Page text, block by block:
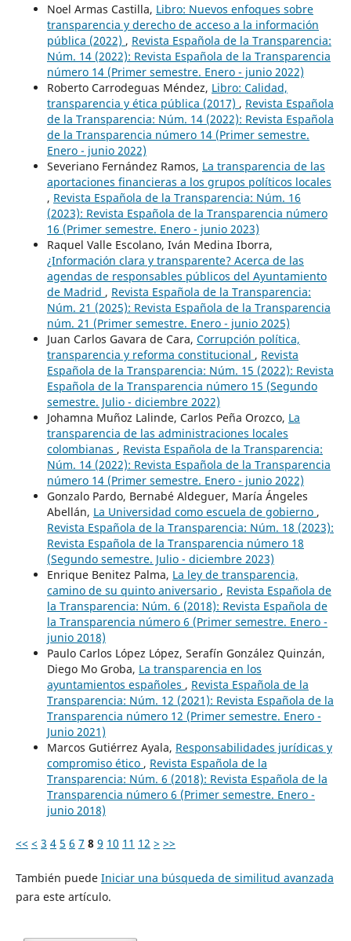
Noel Armas Castilla, Libro: Nuevos enfoques sobre
transparencia y derecho de acceso a la información
pública (2022) , Revista Española de la Transparencia:
Núm. 14 (2022): Revista Española de la Transparencia
número 14 (Primer semestre. Enero - junio 2022)
Roberto Carrodeguas Méndez, Libro: Calidad,
transparencia y ética pública (2017) , Revista Española
de la Transparencia: Núm. 14 (2022): Revista Española
de la Transparencia número 14 (Primer semestre.
Enero - junio 2022)
Severiano Fernández Ramos, La transparencia de las
aportaciones financieras a los grupos políticos locales
, Revista Española de la Transparencia: Núm. 16
(2023): Revista Española de la Transparencia número
16 (Primer semestre. Enero - junio 2023)
Raquel Valle Escolano, Iván Medina Iborra,
¿Información clara y transparente? Acerca de las
agendas de responsables públicos del Ayuntamiento
de Madrid , Revista Española de la Transparencia:
Núm. 21 (2025): Revista Española de la Transparencia
núm. 21 (Primer semestre. Enero - junio 2025)
Juan Carlos Gavara de Cara, Corrupción política,
transparencia y reforma constitucional , Revista
Española de la Transparencia: Núm. 15 (2022): Revista
Española de la Transparencia número 15 (Segundo
semestre. Julio - diciembre 2022)
Johamna Muñoz Lalinde, Carlos Peña Orozco, La
transparencia de las administraciones locales
colombianas , Revista Española de la Transparencia:
Núm. 14 (2022): Revista Española de la Transparencia
número 14 (Primer semestre. Enero - junio 2022)
Gonzalo Pardo, Bernabé Aldeguer, María Ángeles
Abellán, La Universidad como escuela de gobierno ,
Revista Española de la Transparencia: Núm. 18 (2023):
Revista Española de la Transparencia número 18
(Segundo semestre. Julio - diciembre 2023)
Enrique Benitez Palma, La ley de transparencia,
camino de su quinto aniversario , Revista Española de
la Transparencia: Núm. 6 (2018): Revista Española de
la Transparencia número 6 (Primer semestre. Enero -
junio 2018)
Paulo Carlos López López, Serafín González Quinzán,
Diego Mo Groba, La transparencia en los
ayuntamientos españoles , Revista Española de la
Transparencia: Núm. 12 (2021): Revista Española de la
Transparencia número 12 (Primer semestre. Enero -
Junio 2021)
Marcos Gutiérrez Ayala, Responsabilidades jurídicas y
compromiso ético , Revista Española de la
Transparencia: Núm. 6 (2018): Revista Española de la
Transparencia número 6 (Primer semestre. Enero -
junio 2018)
<< < 3 4 5 6 7 8 9 10 11 12 > >>
También puede Iniciar una búsqueda de similitud avanzada
para este artículo.